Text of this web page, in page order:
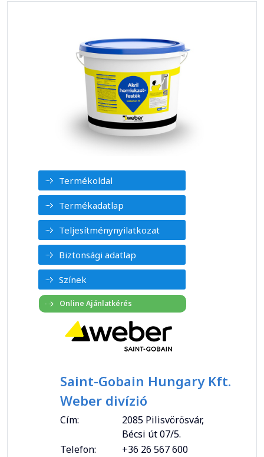
Termékoldal
Termékadatlap
Teljesítménynyilatkozat
Biztonsági adatlap
Színek
Saint-Gobain Hungary Kft.
Weber divízió
Cím:
2085 Pilisvörösvár,
Bécsi út 07/5.
Telefon:
+36 26 567 600